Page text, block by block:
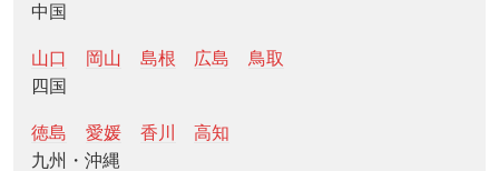
中国
山口 岡山 島根 広島
鳥取
四国
徳島 愛媛 香川
高知
九州・沖縄